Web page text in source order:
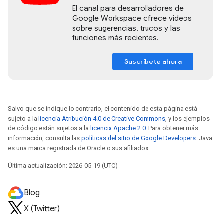
El canal para desarrolladores de
Google Workspace ofrece videos
sobre sugerencias, trucos y las
funciones más recientes.
Suscríbete ahora
Salvo que se indique lo contrario, el contenido de esta página está
sujeto a la licencia Atribución 4.0 de Creative Commons , y los ejemplos
de código están sujetos a la licencia Apache 2.0 . Para obtener más
información, consulta las políticas del sitio de Google Developers . Java
es una marca registrada de Oracle o sus afiliados.
Última actualización: 2026-05-19 (UTC)
Blog
X (Twitter)